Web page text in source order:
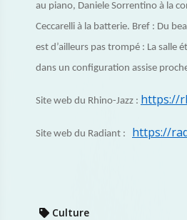
au piano, Daniele Sorrentino à la
Ceccarelli à la batterie. Bref : Du
est d’ailleurs pas trompé : La salle
dans un configuration assise
Site web du Rhino-Jazz : https://
Site web du Radiant : https://
Culture